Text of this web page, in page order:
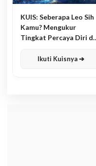
KUIS: Seberapa Leo Sih
Kamu? Mengukur
Tingkat Percaya Diri
Ikuti Kuisnya ➔